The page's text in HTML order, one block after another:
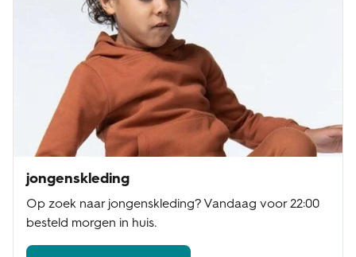
jongenskleding
Op zoek naar jongenskleding? Vandaag voor 22:00
besteld morgen in huis.